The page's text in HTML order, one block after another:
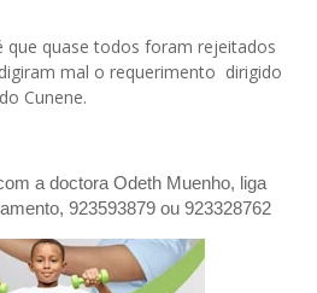
que quase todos foram rejeitados
mal o requerimento dirigido
Cunene.
a doctora Odeth Muenho, liga
923593879 ou 923328762